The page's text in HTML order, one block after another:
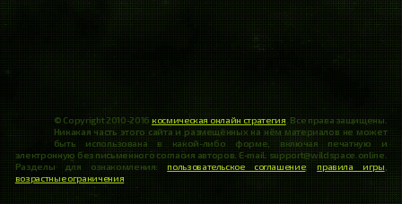
© Copyright 2010-2016 космическая онлайн стратегия . Все права защищены.
Никакая часть этого сайта и размещённых на нём материалов не может
быть использована в какой-либо форме, включая печатную и
электронную без письменного согласия авторов. E-mail: support@wildspace.online.
Разделы для ознакомления:пользовательское соглашение, правила игры
возрастные ограничения